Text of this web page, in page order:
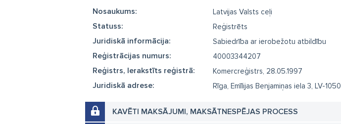
Nosaukums: Latvijas Valsts ceļi
Statuss: Reģistrēts
Juridiskā informācija: Sabiedrība ar ierobežotu atbildību
Reģistrācijas numurs: 40003344207
Reģistrs, Ierakstīts reģistrā: Komercreģistrs, 28.05.1997
Juridiskā adrese: Rīga, Emīlijas Benjamiņas iela 3, LV-1050
KAVĒTI MAKSĀJUMI, MAKSĀTNESPĒJAS PROCESS